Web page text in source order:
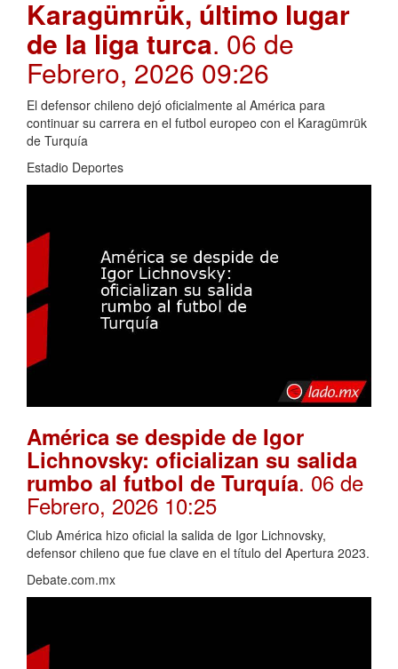
Karagümrük, último lugar
de la liga turca. 06 de
Febrero, 2026 09:26
El defensor chileno dejó oficialmente al América para
continuar su carrera en el futbol europeo con el Karagümrük
de Turquía
Estadio Deportes
América se despide de Igor
Lichnovsky: oficializan su salida
rumbo al futbol de Turquía. 06 de
Febrero, 2026 10:25
Club América hizo oficial la salida de Igor Lichnovsky,
defensor chileno que fue clave en el título del Apertura 2023.
Debate.com.mx